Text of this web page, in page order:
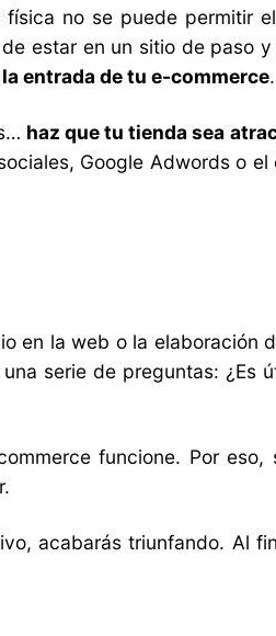
no se puede permitir
estar en un sitio de paso
entrada de tu e-commerce.
haz que tu tienda sea
Google Adwords o el
en la web o la elaboración
serie de preguntas: ¿Es
funcione. Por eso,
acabarás triunfando. Al